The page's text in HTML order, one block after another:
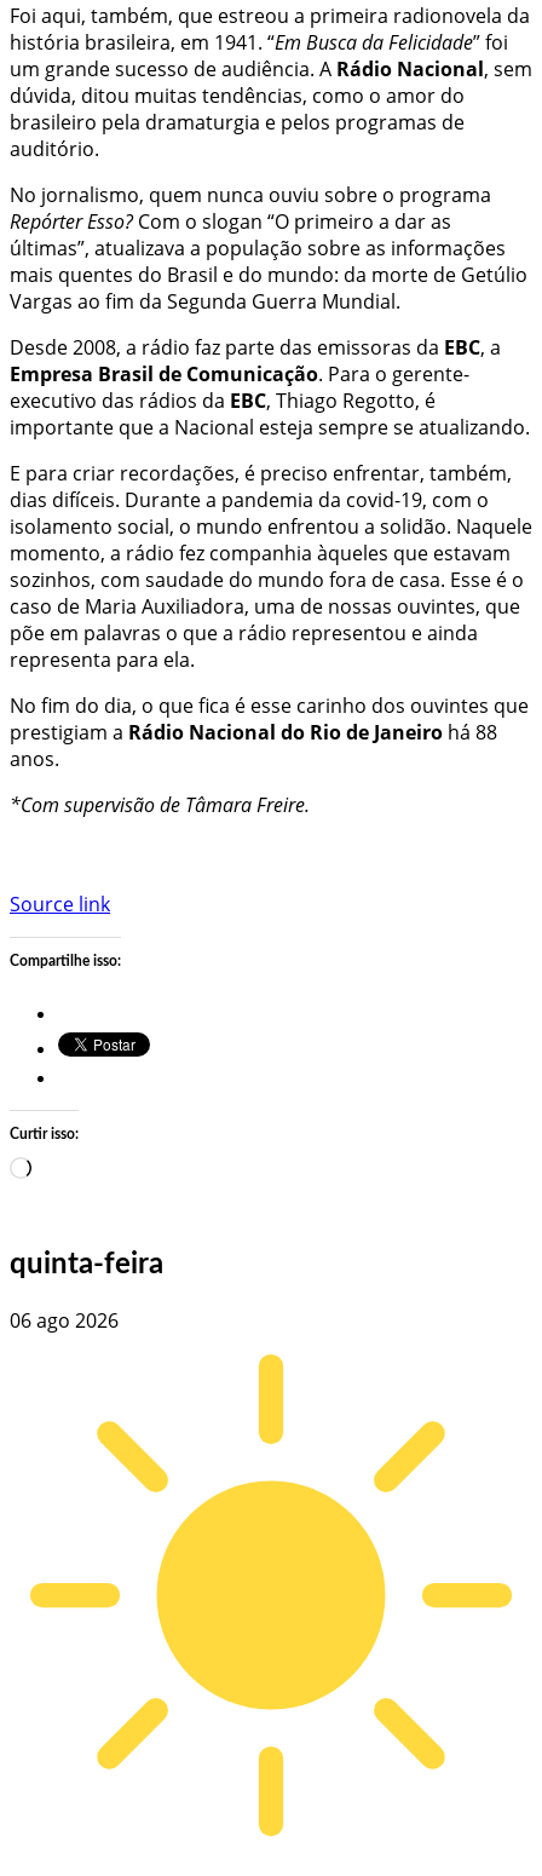
Foi aqui, também, que estreou a primeira radionovela da
história brasileira, em 1941. “Em Busca da Felicidade” foi
um grande sucesso de audiência. A Rádio Nacional, sem
dúvida, ditou muitas tendências, como o amor do
brasileiro pela dramaturgia e pelos programas de
auditório.
No jornalismo, quem nunca ouviu sobre o programa
Repórter Esso?Com o slogan “O primeiro a dar as
últimas”, atualizava a população sobre as informações
mais quentes do Brasil e do mundo: da morte de Getúlio
Vargas ao fim da Segunda Guerra Mundial.
Desde 2008, a rádio faz parte das emissoras da EBC, a
Empresa Brasil de Comunicação. Para o gerente-
executivo das rádios da EBC, Thiago Regotto, é
importante que a Nacional esteja sempre se atualizando.
E para criar recordações, é preciso enfrentar, também,
dias difíceis. Durante a pandemia da covid-19, com o
isolamento social, o mundo enfrentou a solidão. Naquele
momento, a rádio fez companhia àqueles que estavam
sozinhos, com saudade do mundo fora de casa. Esse é o
caso de Maria Auxiliadora, uma de nossas ouvintes, que
põe em palavras o que a rádio representou e ainda
representa para ela.
No fim do dia, o que fica é esse carinho dos ouvintes que
prestigiam a Rádio Nacional do Rio de Janeiro há 88
anos.
*Com supervisão de Tâmara Freire.
Source link
Compartilhe isso:
Curtir isso:
Carregando…
quinta-feira
06 ago 2026